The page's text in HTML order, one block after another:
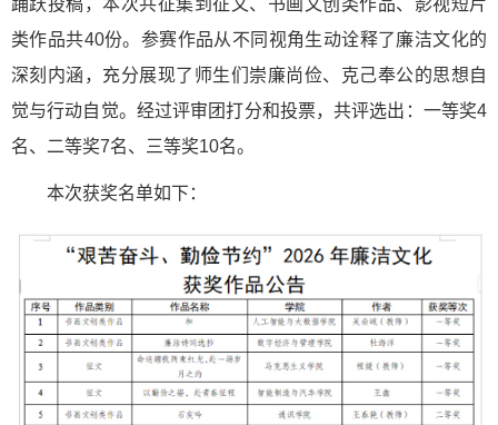
踊跃投稿，本次共征集到征文、书画文创类作品、影视短片
类作品共40份。参赛作品从不同视角生动诠释了廉洁文化的
深刻内涵，充分展现了师生们崇廉尚俭、克己奉公的思想自
觉与行动自觉。经过评审团打分和投票，共评选出：一等奖4
名、二等奖7名、三等奖10名。
本次获奖名单如下：